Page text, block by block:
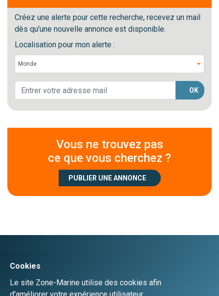
Créez une alerte pour cette recherche, recevez un mail
dès qu'une nouvelle annonce est disponible.
Localisation pour mon alerte :
OK
Vous ne trouvez pas
ce que vous cherchez ?
PUBLIER UNE ANNONCE